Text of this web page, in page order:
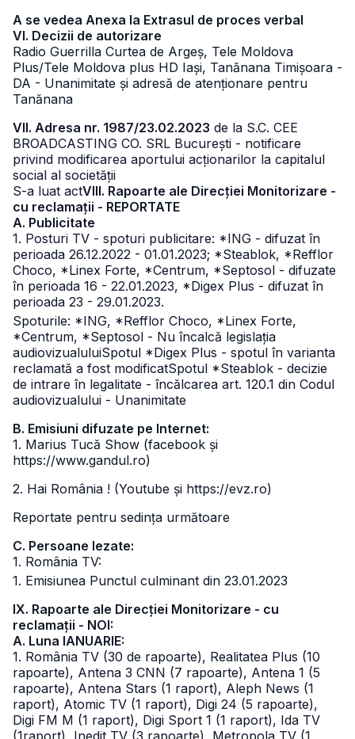
A se vedea Anexa la Extrasul de proces verbal
VI. Decizii de autorizare
Radio Guerrilla Curtea de Argeș, Tele Moldova
Plus/Tele Moldova plus HD Iași, Tanănana Timișoara -
DA - Unanimitate și adresă de atenționare pentru
Tanănana
VII. Adresa nr. 1987/23.02.2023 de la S.C. CEE
BROADCASTING CO. SRL București - notificare
privind modificarea aportului acționarilor la capitalul
social al societății
S-a luat actVIII. Rapoarte ale Direcției Monitorizare -
cu reclamații - REPORTATE
A. Publicitate
1. Posturi TV - spoturi publicitare: *ING - difuzat în
perioada 26.12.2022 - 01.01.2023; *Steablok, *Refflor
Choco, *Linex Forte, *Centrum, *Septosol - difuzate
în perioada 16 - 22.01.2023, *Digex Plus - difuzat în
perioada 23 - 29.01.2023.
Spoturile: *ING, *Refflor Choco, *Linex Forte,
*Centrum, *Septosol - Nu încalcă legislația
audiovizualuluiSpotul *Digex Plus - spotul în varianta
reclamată a fost modificatSpotul *Steablok - decizie
de intrare în legalitate - încălcarea art. 120.1 din Codul
audiovizualului - Unanimitate
B. Emisiuni difuzate pe Internet:
1. Marius Tucă Show (facebook și
https://www.gandul.ro)
2. Hai România ! (Youtube și https://evz.ro)
Reportate pentru sedința următoare
C. Persoane lezate:
1. România TV:
1. Emisiunea Punctul culminant din 23.01.2023
IX. Rapoarte ale Direcției Monitorizare - cu
reclamații - NOI:
A. Luna IANUARIE:
1. România TV (30 de rapoarte), Realitatea Plus (10
rapoarte), Antena 3 CNN (7 rapoarte), Antena 1 (5
rapoarte), Antena Stars (1 raport), Aleph News (1
raport), Atomic TV (1 raport), Digi 24 (5 rapoarte),
Digi FM M (1 raport), Digi Sport 1 (1 raport), Ida TV
(1raport), Inedit TV (3 rapoarte), Metropola TV (1